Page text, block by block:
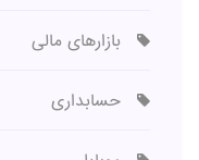
بازارهای مالی
حسابداری